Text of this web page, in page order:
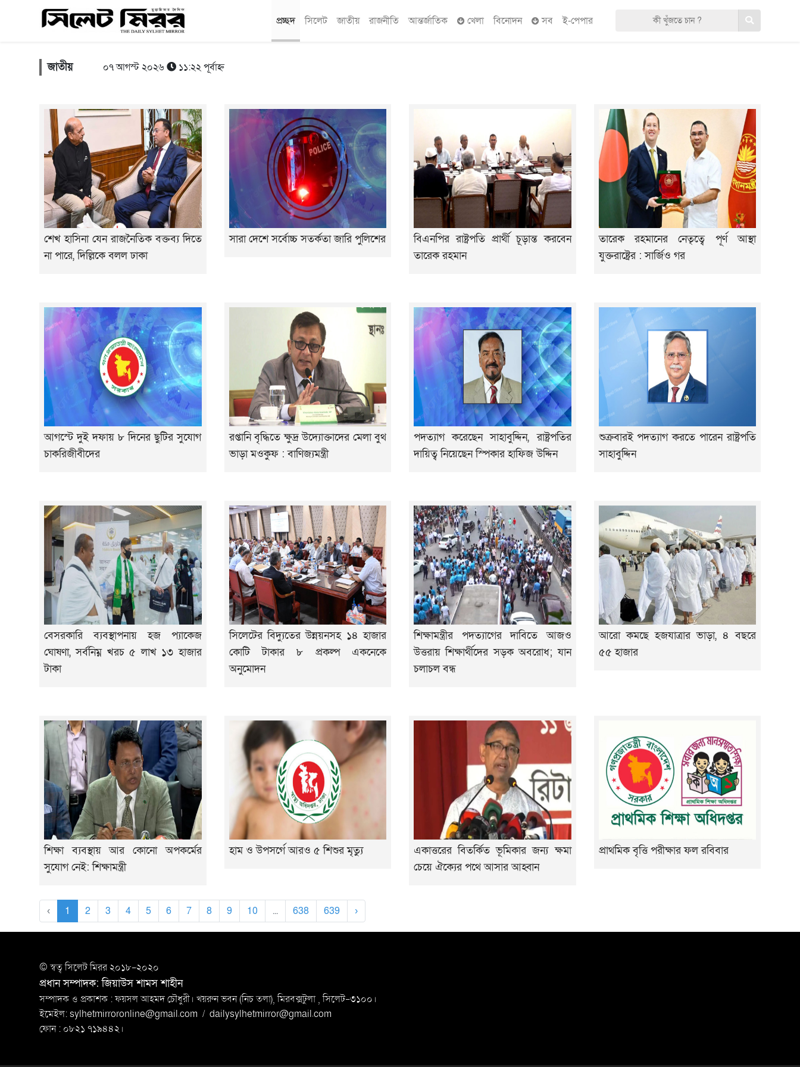
প্রচ্ছদ সিলেট জাতীয় রাজনীতি আন্তর্জাতিক খেলা বিনোদন সব ই-পেপার
জাতীয় ০৭ আগস্ট ২০২৬ ১১:২২ পূর্বাহ্ন
শেখ হাসিনা যেন রাজনৈতিক বক্তব্য দিতে
না পারে, দিল্লিকে বলল ঢাকা
সারা দেশে সর্বোচ্চ সতর্কতা জারি পুলিশের
বিএনপির রাষ্ট্রপতি প্রার্থী চূড়ান্ত করবেন
তারেক রহমান
তারেক রহমানের নেতৃত্বে পূর্ণ আস্থা
যুক্তরাষ্ট্রের : সার্জিও গর
আগস্টে দুই দফায় ৮ দিনের ছুটির সুযোগ
চাকরিজীবীদের
রপ্তানি বৃদ্ধিতে ক্ষুদ্র উদ্যোক্তাদের মেলা বুথ
ভাড়া মওকুফ : বাণিজ্যমন্ত্রী
পদত্যাগ করেছেন সাহাবুদ্দিন, রাষ্ট্রপতির
দায়িত্ব নিয়েছেন স্পিকার হাফিজ উদ্দিন
শুক্রবারই পদত্যাগ করতে পারেন রাষ্ট্রপতি
সাহাবুদ্দিন
বেসরকারি ব্যবস্থাপনায় হজ প্যাকেজ
ঘোষণা, সর্বনিম্ন খরচ ৫ লাখ ১৩ হাজার
টাকা
সিলেটের বিদ্যুতের উন্নয়নসহ ১৪ হাজার
কোটি টাকার ৮ প্রকল্প একনেকে
অনুমোদন
শিক্ষামন্ত্রীর পদত্যাগের দাবিতে আজও
উত্তরায় শিক্ষার্থীদের সড়ক অবরোধ; যান
চলাচল বন্ধ
আরো কমছে হজযাত্রার ভাড়া, ৪ বছরে
৫৫ হাজার
শিক্ষা ব্যবস্থায় আর কোনো অপকর্মের
সুযোগ নেই: শিক্ষামন্ত্রী
হাম ও উপসর্গে আরও ৫ শিশুর মৃত্যু
একাত্তরের বিতর্কিত ভূমিকার জন্য ক্ষমা
চেয়ে ঐক্যের পথে আসার আহ্বান
প্রাথমিক বৃত্তি পরীক্ষার ফল রবিবার
‹ 1 2 3 4 5 6 7 8 9 10 ... 638 639 ›
© স্বত্ব সি‌লেট মিরর ২০১৮-২০২০
প্রধান সম্পাদক: জিয়াউস শামস শাহীন
সম্পাদক ও প্রকাশক : ফয়সল আহমদ চৌধুরী। খয়রুন ভবন (নিচ তলা), মিরবক্সটুলা ,সি‌লেট-৩১০০।
ইমেইল:sylhetmirroronline@gmail.com / dailysylhetmirror@gmail.com
ফোন : ০৮২১ ৭১৯৪৪২।